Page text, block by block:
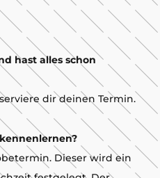
hast alles schon
dir deinen Termin.
Dieser wird ein